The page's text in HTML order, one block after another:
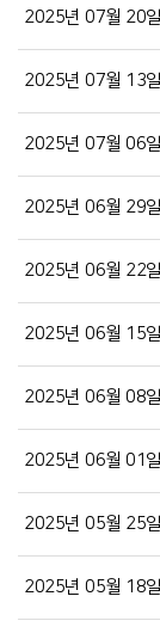
2025년 07월 20
2025년 07월 13
2025년 07월 06
2025년 06월 29
2025년 06월 22
2025년 06월 15
2025년 06월 08
2025년 06월 01
2025년 05월 25
2025년 05월 18